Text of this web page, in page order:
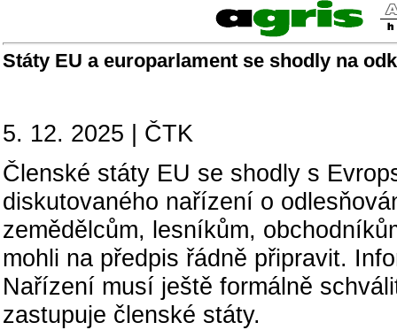
Státy EU a europarlament se shodly na
5. 12. 2025 | ČTK
Členské státy EU se shodly s
diskutovaného nařízení o
zemědělcům, lesníkům,
mohli na předpis řádně připravit.
Nařízení musí ještě formálně
zastupuje členské státy.